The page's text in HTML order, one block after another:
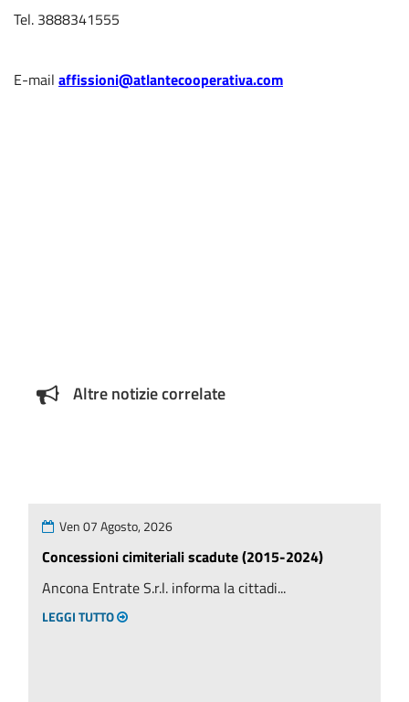
Tel. 3888341555
E-mail affissioni@atlantecooperativa.com
Altre notizie correlate
Ven 07 Agosto, 2026
Concessioni cimiteriali scadute (2015-2024)
Ancona Entrate S.r.l. informa la cittadi...
LEGGI TUTTO